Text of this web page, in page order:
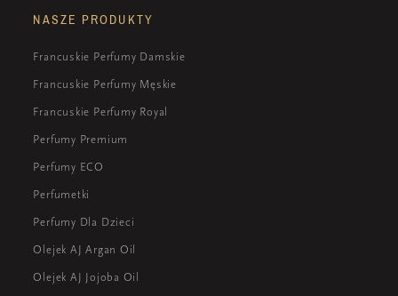
NASZE PRODUKTY
Francuskie Perfumy Damskie
Francuskie Perfumy Męskie
Francuskie Perfumy Royal
Perfumy Premium
Perfumy ECO
Perfumetki
Perfumy Dla Dzieci
Olejek AJ Argan Oil
Olejek AJ Jojoba Oil